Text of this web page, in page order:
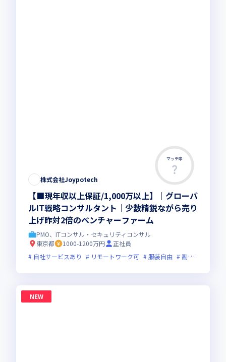
マッチ率
株式会社Joypotech
【■現年収以上保証/1,000万以上】｜グローバ
ルIT戦略コンサルタント｜少数精鋭ながら売り
上げ昨対2倍のベンチャーファーム
PMO、ITコンサル・セキュリティコンサル
東京都
1000-1200万円
正社員
自社サービスあり
リモートワーク可 服装自由 副業可
NEW